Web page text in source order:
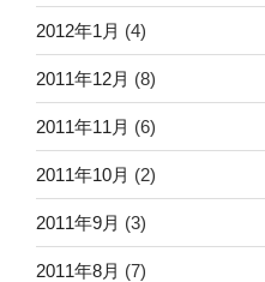
2012年1月 (4)
2011年12月 (8)
2011年11月 (6)
2011年10月 (2)
2011年9月 (3)
2011年8月 (7)